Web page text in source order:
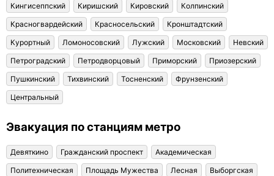
Кингисеппский
Киришский Кировский
Колпинский
Красногвардейский
Красносельский
Кронштадтский
Курортный
Ломоносовский Лужский Московский
Невский
Петроградский
Петродворцовый Приморский
Приозерский
Пушкинский
Тихвинский Тосненский
Фрунзенский
Центральный
Эвакуация по станциям метро
Девяткино Гражданский проспект
Академическая
Политехническая
Площадь Мужества Лесная
Выборгская